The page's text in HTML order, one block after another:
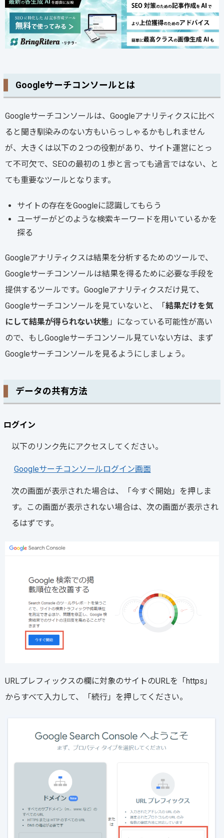
Googleサーチコンソールとは
Googleサーチコンソールは、Googleアナリティクスに比べ
ると聞き馴染みのない方もいらっしゃるかもしれません
が、大きくは以下の２つの役割があり、サイト運営にとっ
て不可欠で、SEOの最初の１歩と言っても過言ではない、と
ても重要なツールとなります。
サイトの存在をGoogleに認識してもらう
ユーザーがどのような検索キーワードを用いているかを
探る
Googleアナリティクスは結果を分析するためのツールで、
Googleサーチコンソールは結果を得るために必要な手段を
提供するツールです。Googleアナリティクスだけ見て、
Googleサーチコンソールを見ていないと、「結果だけを気
にして結果が得られない状態 」になっている可能性が高い
ので、もしGoogleサーチコンソール見ていない方は、まず
Googleサーチコンソールを見るようにしましょう。
データの共有方法
ログイン
以下のリンク先にアクセスしてください。
Googleサーチコンソールログイン画面
次の画面が表示された場合は、「今すぐ開始」を押しま
す。この画面が表示されない場合は、次の画面が表示され
るはずです。
URLプレフィックスの欄に対象のサイトのURLを「https」
からすべて入力して、「続行」を押してください。